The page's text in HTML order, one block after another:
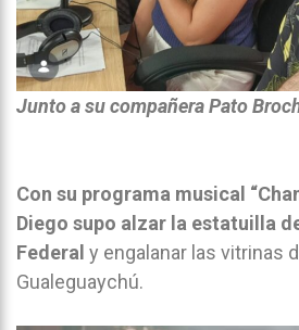
Junto a su compañera Pato
Con su programa musical
Diego supo alzar la estatuilla
Federal y engalanar las vitrinas
Gualeguaychú.